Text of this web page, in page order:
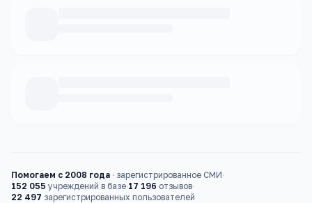
Помогаем с 2008 года · зарегистрированное СМИ·
152 055 учреждений в базе·17 196 отзывов·
22 497 зарегистрированных пользователей